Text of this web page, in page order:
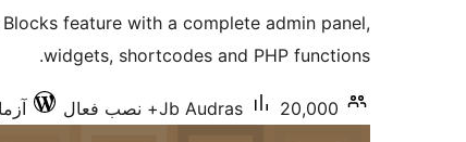
feature with a complete admin panel,
widgets, shortcodes and PHP functions.
Jb Audras 20,000+ نصب فعال